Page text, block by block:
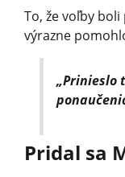
To, že voľby
výrazne
„Prinieslo
Pridal sa